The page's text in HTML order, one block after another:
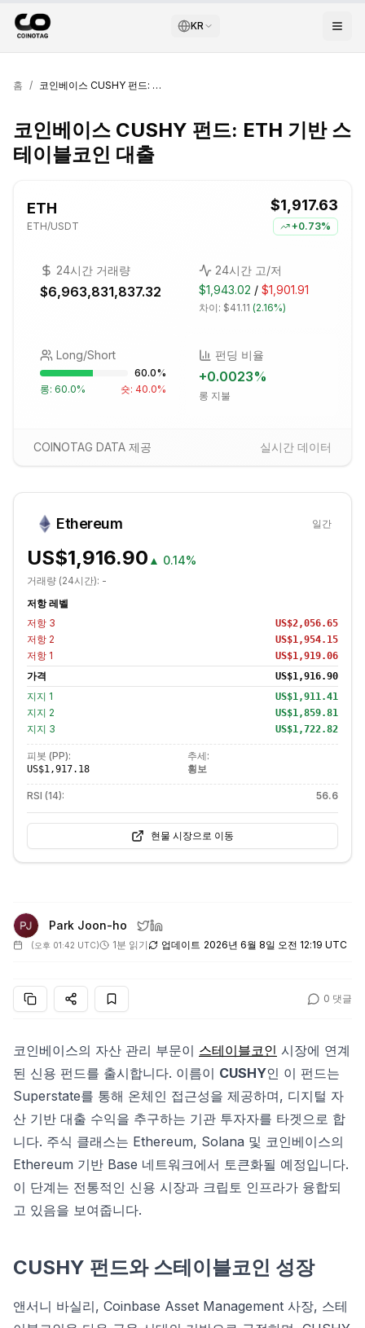
KR
홈 / 코인베이스 CUSHY 펀드: ETH 기반 스테이블코인 대출
코인베이스 CUSHY 펀드: ETH 기반 스
테이블코인 대출
ETH
ETH/USDT
$1,917.63
+0.73%
24시간 거래량
$6,963,831,837.32
24시간 고/저
$1,943.02 / $1,901.91
차이: $41.11 (2.16%)
Long/Short
60.0%
롱: 60.0% 숏: 40.0%
펀딩 비율
+0.0023%
롱 지불
COINOTAG DATA 제공 실시간 데이터
Ethereum 일간
US$1,916.90 ▲ 0.14%
거래량 (24시간): -
저항 레벨
저항 3 US$2,056.65
저항 2 US$1,954.15
저항 1 US$1,919.06
가격 US$1,916.90
지지 1 US$1,911.41
지지 2 US$1,859.81
지지 3 US$1,722.82
피봇 (PP):
US$1,917.18
추세:
횡보
RSI (14): 56.6
현물 시장으로 이동
Park Joon-ho
(오후 01:42 UTC) 1분 읽기 업데이트 2026년 6월 8일 오전 12:19 UTC
0 댓글
코인베이스의 자산 관리 부문이 스테이블코인 시장에 연계
된 신용 펀드를 출시합니다. 이름이 CUSHY인 이 펀드는
Superstate를 통해 온체인 접근성을 제공하며, 디지털 자
산 기반 대출 수익을 추구하는 기관 투자자를 타겟으로 합
니다. 주식 클래스는 Ethereum, Solana 및 코인베이스의
Ethereum 기반 Base 네트워크에서 토큰화될 예정입니다.
이 단계는 전통적인 신용 시장과 크립토 인프라가 융합되
고 있음을 보여줍니다.
CUSHY 펀드와 스테이블코인 성장
앤서니 바실리, Coinbase Asset Management 사장, 스테